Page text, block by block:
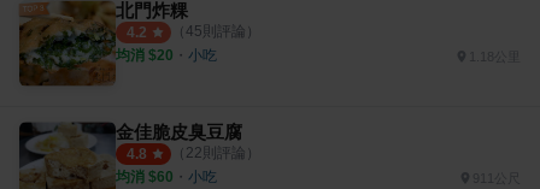
北門炸粿
4.2 （ 45則評論）
均消 $20 ・ 小吃
金佳脆皮臭豆腐
4.8 （ 22則評論）
均消 $60 ・ 小吃